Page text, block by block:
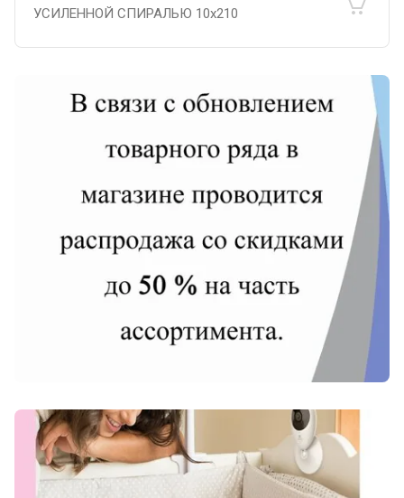
УСИЛЕННОЙ СПИРАЛЬЮ 10х210